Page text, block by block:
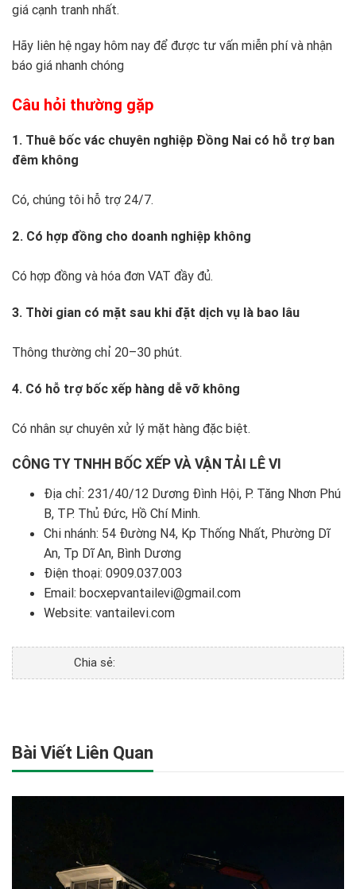
giá cạnh tranh nhất.
Hãy liên hệ ngay hôm nay để được tư vấn miễn phí và nhận
báo giá nhanh chóng
Câu hỏi thường gặp
1. Thuê bốc vác chuyên nghiệp Đồng Nai có hỗ trợ ban
đêm không
Có, chúng tôi hỗ trợ 24/7.
2. Có hợp đồng cho doanh nghiệp không
Có hợp đồng và hóa đơn VAT đầy đủ.
3. Thời gian có mặt sau khi đặt dịch vụ là bao lâu
Thông thường chỉ 20–30 phút.
4. Có hỗ trợ bốc xếp hàng dễ vỡ không
Có nhân sự chuyên xử lý mặt hàng đặc biệt.
CÔNG TY TNHH BỐC XẾP VÀ VẬN TẢI LÊ VI
Địa chỉ: 231/40/12 Dương Đình Hội, P. Tăng Nhơn Phú
B, TP. Thủ Đức, Hồ Chí Minh.
Chi nhánh: 54 Đường N4, Kp Thống Nhất, Phường Dĩ
An, Tp Dĩ An, Bình Dương
Điện thoại: 0909.037.003
Email: bocxepvantailevi@gmail.com
Website: vantailevi.com
Chia sẻ:
Bài Viết Liên Quan